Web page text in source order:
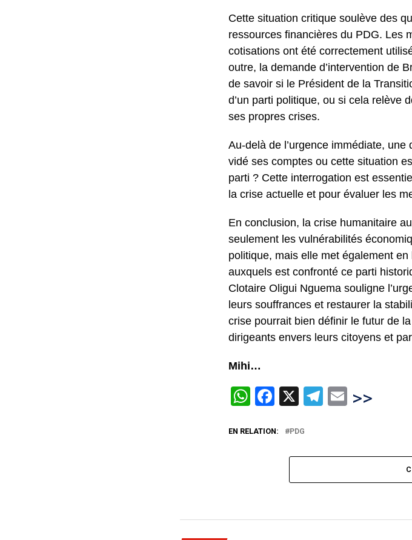
Cette situation critique soulève des
ressources financières du PDG. Les
cotisations ont été correctement
outre, la demande d’intervention de
de savoir si le Président de la
d’un parti politique, ou si cela relève
ses propres crises.
Au-delà de l’urgence immédiate,
vidé ses comptes ou cette situation
parti ? Cette interrogation est
la crise actuelle et pour évaluer les
En conclusion, la crise humanitaire
seulement les vulnérabilités
politique, mais elle met également
auxquels est confronté ce parti
Clotaire Oligui Nguema souligne
leurs souffrances et restaurer la
crise pourrait bien définir le futur de
dirigeants envers leurs citoyens et
Mihi…
WhatsApp
Facebook
X Telegram
Email
>>
EN RELATION: PDG